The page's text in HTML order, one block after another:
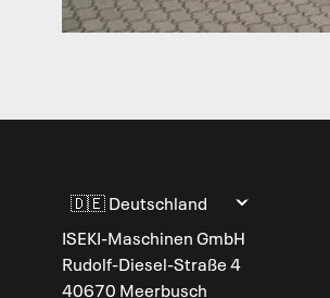
Sprache ändern
ISEKI-Maschinen GmbH
Rudolf-Diesel-Straße 4
40670 Meerbusch